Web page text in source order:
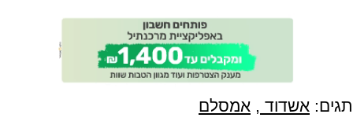
תגים: אשדוד , אמסלם